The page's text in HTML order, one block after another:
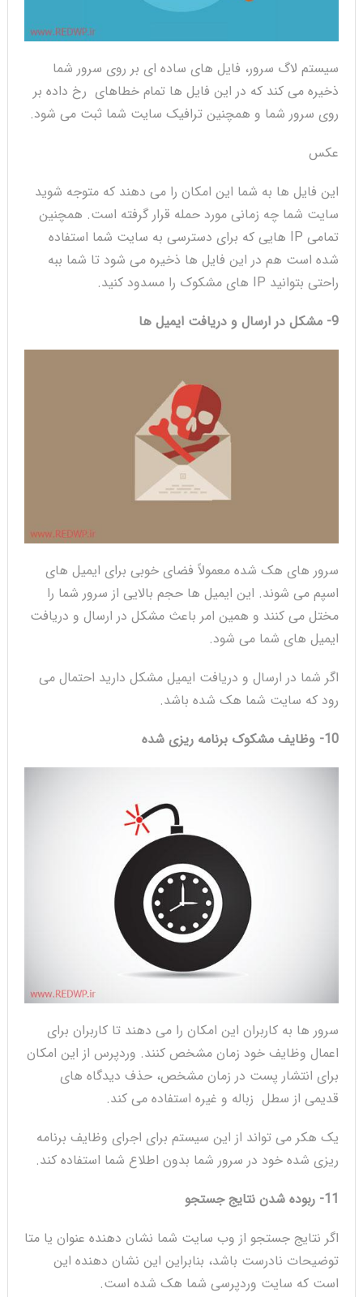
سیستم لاگ سرور، فایل های ساده ای بر روی سرور شما
ذخیره می کند که در این فایل ها تمام خطاهای رخ داده بر
روی سرور شما و همچنین ترافیک سایت شما ثبت می شود.
عکس
این فایل ها به شما این امکان را می دهند که متوجه شوید
سایت شما چه زمانی مورد حمله قرار گرفته است. همچنین
تمامی IP هایی که برای دسترسی به سایت شما استفاده
شده است هم در این فایل ها ذخیره می شود تا شما ببه
راحتی بتوانید IP های مشکوک را مسدود کنید.
9- مشکل در ارسال و دریافت ایمیل ها
سرور های هک شده معمولاً فضای خوبی برای ایمیل های
اسپم می شوند. این ایمیل ها حجم بالایی از سرور شما را
مختل می کنند و همین امر باعث مشکل در ارسال و دریافت
ایمیل های شما می شود.
اگر شما در ارسال و دریافت ایمیل مشکل دارید احتمال می
رود که سایت شما هک شده باشد.
10- وظایف مشکوک برنامه ریزی شده
سرور ها به کاربران این امکان را می دهند تا کاربران برای
اعمال وظایف خود زمان مشخص کنند. وردپرس از این امکان
برای انتشار پست در زمان مشخص، حذف دیدگاه های
قدیمی از سطل زباله و غیره استفاده می کند.
یک هکر می تواند از این سیستم برای اجرای وظایف برنامه
ریزی شده خود در سرور شما بدون اطلاع شما استفاده کند.
11- ربوده شدن نتایج جستجو
اگر نتایج جستجو از وب سایت شما نشان دهنده عنوان یا متا
توضیحات نادرست باشد، بنابراین این نشان دهنده این
است که سایت وردپرسی شما هک شده است.